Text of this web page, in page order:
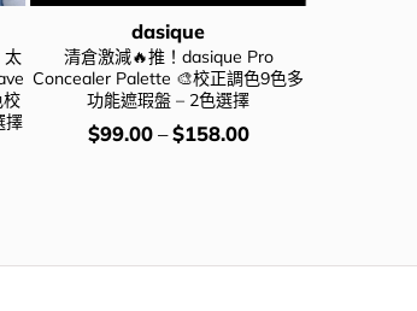
太
擇
dasique
清倉激減🔥推！dasique Pro
Concealer Palette 🎨校正調色9色多
功能遮瑕盤 – 2色選擇
價
錢：
$99.00–$158.00